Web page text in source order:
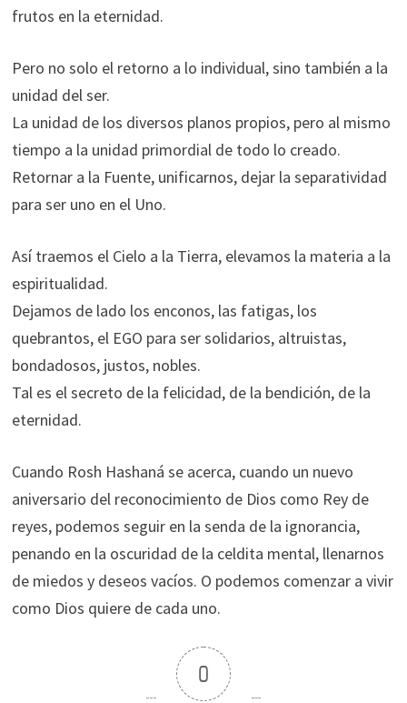
frutos en la eternidad.
Pero no solo el retorno a lo individual, sino también a la
unidad del ser.
La unidad de los diversos planos propios, pero al mismo
tiempo a la unidad primordial de todo lo creado.
Retornar a la Fuente, unificarnos, dejar la separatividad
para ser uno en el Uno.
Así traemos el Cielo a la Tierra, elevamos la materia a la
espiritualidad.
Dejamos de lado los enconos, las fatigas, los
quebrantos, el EGO para ser solidarios, altruistas,
bondadosos, justos, nobles.
Tal es el secreto de la felicidad, de la bendición, de la
eternidad.
Cuando Rosh Hashaná se acerca, cuando un nuevo
aniversario del reconocimiento de Dios como Rey de
reyes, podemos seguir en la senda de la ignorancia,
penando en la oscuridad de la celdita mental, llenarnos
de miedos y deseos vacíos. O podemos comenzar a vivir
como Dios quiere de cada uno.
0